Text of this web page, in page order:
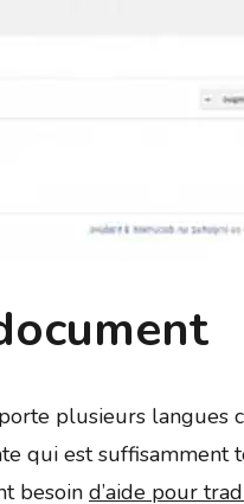
plusieurs
qui est suffisamment
besoin d’aide pour